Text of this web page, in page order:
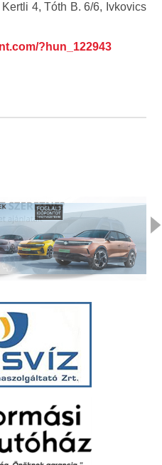
4, Tóth B. 6/6, Ivkovics
?hun_122943